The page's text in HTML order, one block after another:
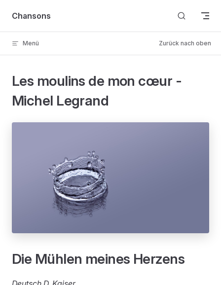
Skip to content
Chansons
Menü Zurück nach oben
Les moulins de mon cœur -
Michel Legrand
Die Mühlen meines Herzens